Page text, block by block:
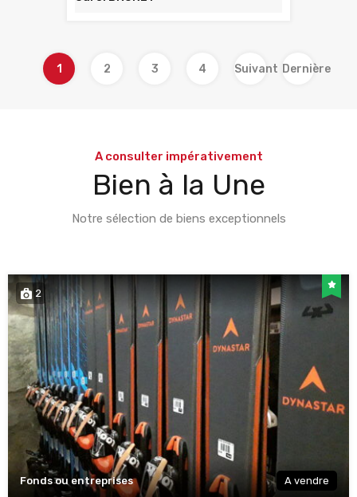
1 2 3 4 Suivant Dernière
A consulter impérativement
Bien à la Une
Notre sélection de biens exceptionnels
2
Fonds ou entreprises A vendre